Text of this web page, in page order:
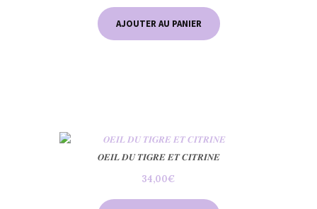
AJOUTER AU PANIER
𝑶𝑬𝑰𝑳 𝑫𝑼 𝑻𝑰𝑮𝑹𝑬 𝑬𝑻 𝑪𝑰𝑻𝑹𝑰𝑵𝑬
34,00€